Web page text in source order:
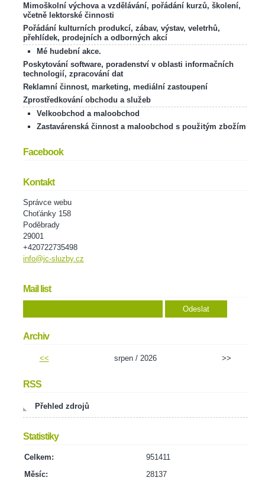
Mimoškolní výchova a vzdělávání, pořádání kurzů, školení,
včetně lektorské činnosti
Pořádání kulturních produkcí, zábav, výstav, veletrhů,
přehlídek, prodejních a odborných akcí
Mé hudební akce.
Poskytování software, poradenství v oblasti informačních
technologií, zpracování dat
Reklamní činnost, marketing, mediální zastoupení
Zprostředkování obchodu a služeb
Velkoobchod a maloobchod
Zastavárenská činnost a maloobchod s použitým zbožím
Facebook
Kontakt
Správce webu
Choťánky 158
Poděbrady
29001
+420722735498
info@jc-sluzby.cz
Mail list
Archiv
<< srpen / 2026 >>
RSS
Přehled zdrojů
Statistiky
Celkem:
951411
Měsíc:
28137